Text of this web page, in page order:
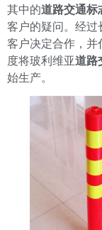
其中的道路交通标
客户的疑问。经过
客户决定合作，并
度将玻利维亚道路
始生产。